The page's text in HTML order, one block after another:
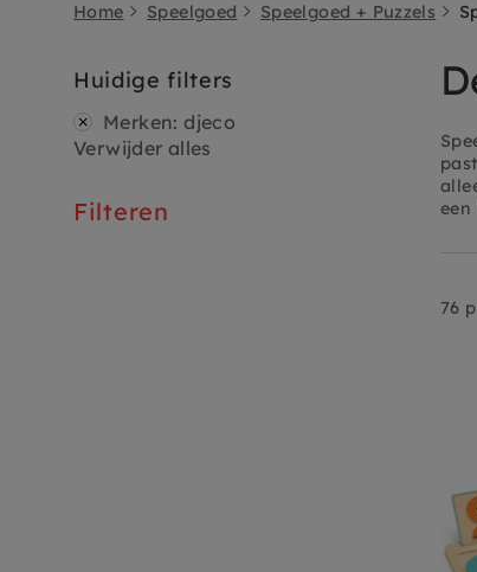
Home Speelgoed Speelgoed + Puzzels
een
76
Huidige filters
Merken:djeco
Verwijder alles
Filteren